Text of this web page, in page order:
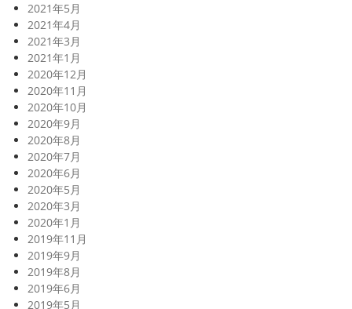
2021年5月
2021年4月
2021年3月
2021年1月
2020年12月
2020年11月
2020年10月
2020年9月
2020年8月
2020年7月
2020年6月
2020年5月
2020年3月
2020年1月
2019年11月
2019年9月
2019年8月
2019年6月
2019年5月